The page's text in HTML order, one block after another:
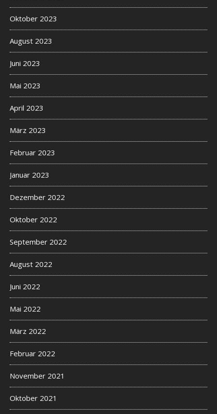
Oktober 2023
August 2023
Juni 2023
Mai 2023
April 2023
März 2023
Februar 2023
Januar 2023
Dezember 2022
Oktober 2022
September 2022
August 2022
Juni 2022
Mai 2022
März 2022
Februar 2022
November 2021
Oktober 2021